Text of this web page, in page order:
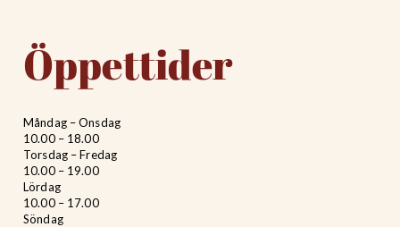
Öppettider
Måndag – Onsdag
10.00 – 18.00
Torsdag – Fredag
10.00 – 19.00
Lördag
10.00 – 17.00
Söndag